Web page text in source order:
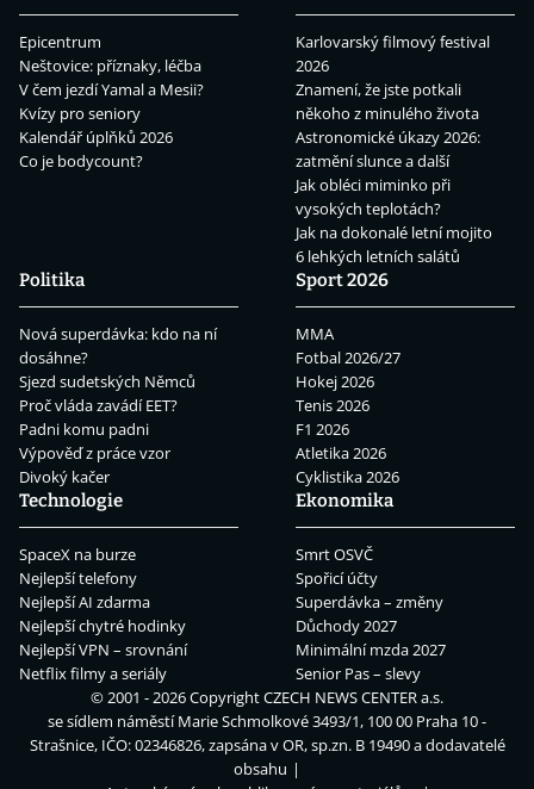
Epicentrum
Neštovice: příznaky, léčba
V čem jezdí Yamal a Mesii?
Kvízy pro seniory
Kalendář úplňků 2026
Co je bodycount?
Karlovarský filmový festival
2026
Znamení, že jste potkali
někoho z minulého života
Astronomické úkazy 2026:
zatmění slunce a další
Jak obléci miminko při
vysokých teplotách?
Jak na dokonalé letní mojito
6 lehkých letních salátů
Politika
Nová superdávka: kdo na ní
dosáhne?
Sjezd sudetských Němců
Proč vláda zavádí EET?
Padni komu padni
Výpověď z práce vzor
Divoký kačer
Sport 2026
MMA
Fotbal 2026/27
Hokej 2026
Tenis 2026
F1 2026
Atletika 2026
Cyklistika 2026
Technologie
SpaceX na burze
Nejlepší telefony
Nejlepší AI zdarma
Nejlepší chytré hodinky
Nejlepší VPN – srovnání
Netflix filmy a seriály
Ekonomika
Smrt OSVČ
Spořicí účty
Superdávka – změny
Důchody 2027
Minimální mzda 2027
Senior Pas – slevy
© 2001 - 2026 CopyrightCZECH NEWS CENTER a.s.
se sídlem náměstí Marie Schmolkové 3493/1, 100 00 Praha 10 -
Strašnice, IČO: 02346826, zapsána v OR, sp.zn. B 19490 a dodavatelé
obsahu